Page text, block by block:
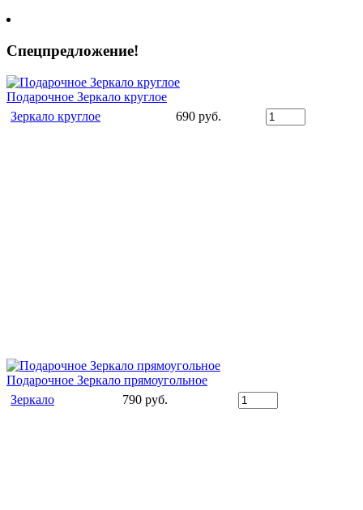
Спецпредложение!
Подарочное Зеркало круглое
Зеркало круглое
690 руб.
Подарочное Зеркало прямоугольное
Зеркало
790 руб.